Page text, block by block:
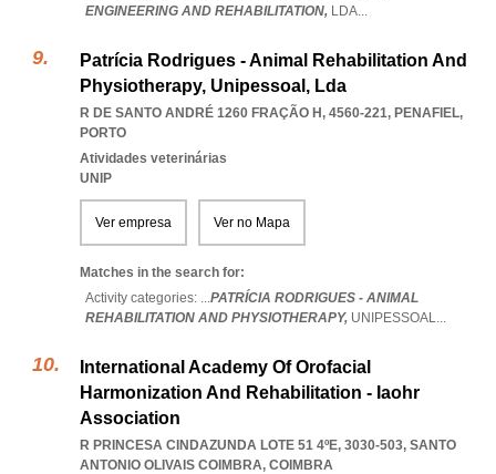
ENGINEERING AND REHABILITATION, LDA...
Patrícia Rodrigues - Animal Rehabilitation And
Physiotherapy, Unipessoal, Lda
R DE SANTO ANDRÉ 1260 FRAÇÃO H, 4560-221, PENAFIEL,
PORTO
Atividades veterinárias
UNIP
Ver empresa Ver no Mapa
Matches in the search for:
Activity categories: ...PATRÍCIA RODRIGUES - ANIMAL
REHABILITATION AND PHYSIOTHERAPY, UNIPESSOAL...
International Academy Of Orofacial
Harmonization And Rehabilitation - Iaohr
Association
R PRINCESA CINDAZUNDA LOTE 51 4ºE, 3030-503, SANTO
ANTONIO OLIVAIS COIMBRA, COIMBRA